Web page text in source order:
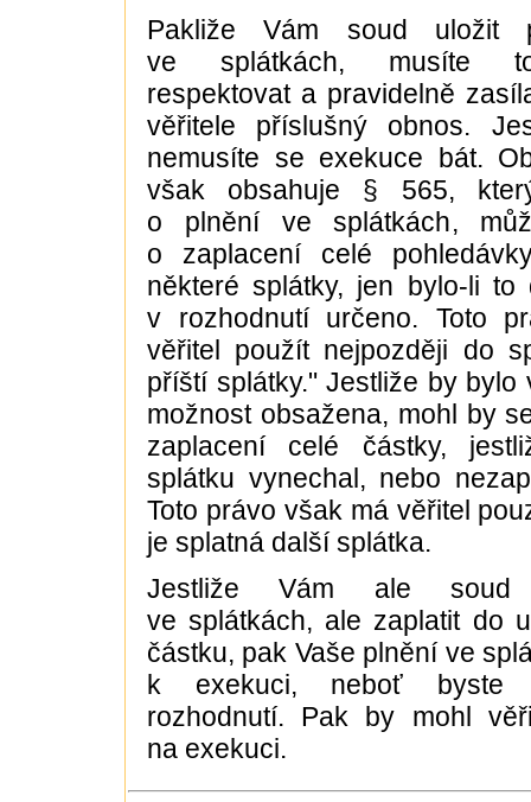
Pakliže Vám soud uložit
ve splátkách, musíte
respektovat a pravidelně
věřitele příslušný obnos.
nemusíte se exekuce bát.
však obsahuje § 565,
o plnění ve splátkách,
o zaplacení celé
některé splátky, jen bylo-li to
v rozhodnutí určeno. Toto
věřitel použít nejpozději do
příští splátky." Jestliže by bylo
možnost obsažena, mohl by
zaplacení celé částky,
splátku vynechal, nebo
Toto právo však má věřitel
je splatná další splátka.
Jestliže Vám ale soud
ve splátkách, ale zaplatit do
částku, pak Vaše plnění ve
k exekuci, neboť byste
rozhodnutí. Pak by mohl
na exekuci.